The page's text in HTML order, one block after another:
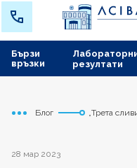
резултати
Бързи
връзки
Начало
Варна
Блог „Трета
28 мар 2023